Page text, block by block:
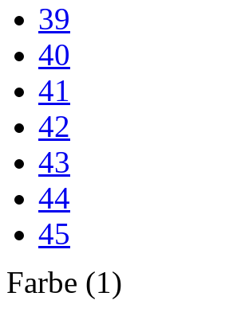
39
40
41
42
43
44
45
Farbe (1)